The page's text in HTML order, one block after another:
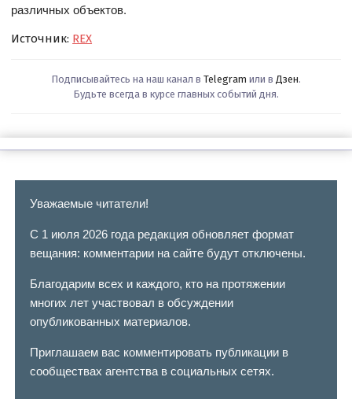
различных объектов.
Источник: REX
Подписывайтесь на наш канал в Telegram или в Дзен.
Будьте всегда в курсе главных событий дня.
Уважаемые читатели!
С 1 июля 2026 года редакция обновляет формат
вещания: комментарии на сайте будут отключены.
Благодарим всех и каждого, кто на протяжении
многих лет участвовал в обсуждении
опубликованных материалов.
Приглашаем вас комментировать публикации в
сообществах агентства в социальных сетях.